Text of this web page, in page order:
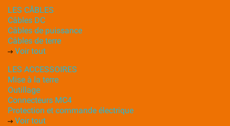
LES CÂBLES
Câbles DC
Câbles de puissance
Câbles de terre
Voir tout
LES ACCESSOIRES
Mise à la terre
Outillage
Connecteurs MC4
Protection et commande électrique
Voir tout